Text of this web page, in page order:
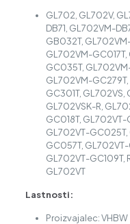
GL702, GL702V,
DB71, GL702VM-
GB032T,
GL702VM-
GC035T,
GL702VM-
GC301T, GL702VS,
GL702VSK-R,
GC018T,
GL702VT-
GC057T,
GL702VT-GC109T,
GL702VT
Lastnosti:
Proizvajalec: VHBW